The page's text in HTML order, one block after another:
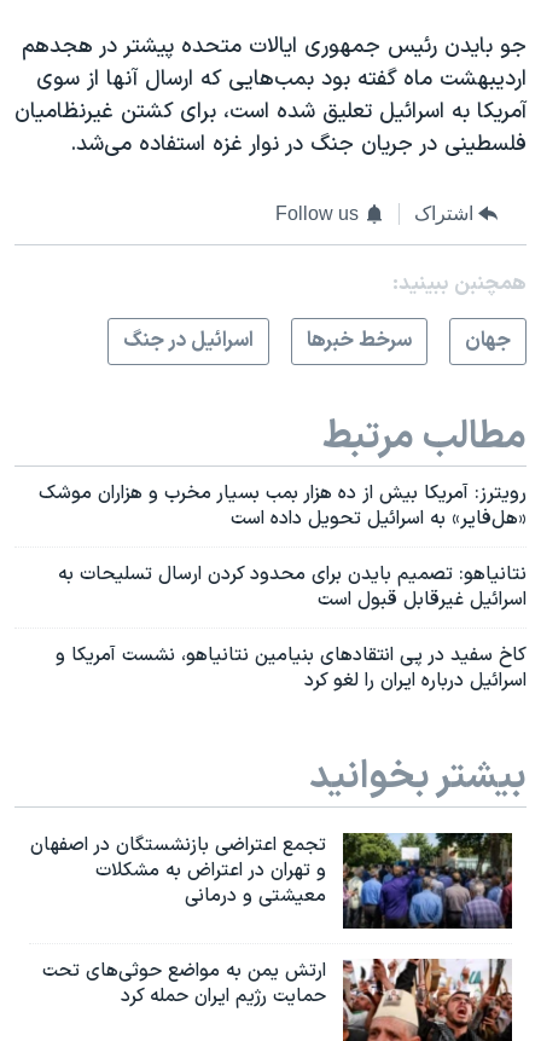
جو بایدن رئیس جمهوری ایالات متحده پیشتر در هجدهم
اردیبهشت ماه گفته بود بمب‌هایی که ارسال آنها از سوی
آمریکا به اسرائیل تعلیق شده است، برای کشتن غیرنظامیان
فلسطینی در جریان جنگ در نوار غزه استفاده می‌شد.
اشتراک Follow us
همچنبن ببینید:
جهان
سرخط خبرها اسرائیل در جنگ
مطالب مرتبط
رویترز: آمریکا‌ بیش از ده هزار بمب بسیار مخرب و هزاران موشک
«هل‌فایر» به اسرائیل تحویل داده است
نتانیاهو: تصمیم بایدن برای محدود کردن ارسال تسلیحات به
اسرائیل غیرقابل قبول است
کاخ سفید در پی انتقادهای بنیامین نتانیاهو، نشست آمریکا و
اسرائیل درباره ایران را لغو کرد
بیشتر بخوانید
تجمع اعتراضی بازنشستگان در اصفهان
و تهران در اعتراض به مشکلات
معیشتی و درمانی
ارتش یمن به مواضع حوثی‌های تحت
حمایت رژیم ایران حمله کرد